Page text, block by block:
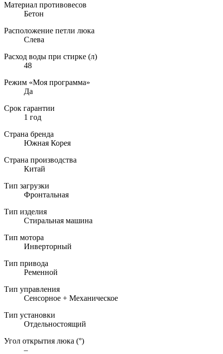
Материал противовесов
Бетон
Расположение петли люка
Слева
Расход воды при стирке (л)
48
Режим «Моя программа»
Да
Срок гарантии
1 год
Страна бренда
Южная Корея
Страна производства
Китай
Тип загрузки
Фронтальная
Тип изделия
Стиральная машина
Тип мотора
Инверторный
Тип привода
Ременной
Тип управления
Сенсорное + Механическое
Тип установки
Отдельностоящий
Угол открытия люка (°)
–